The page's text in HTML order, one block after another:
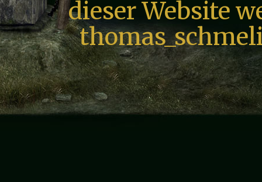
dieser Website